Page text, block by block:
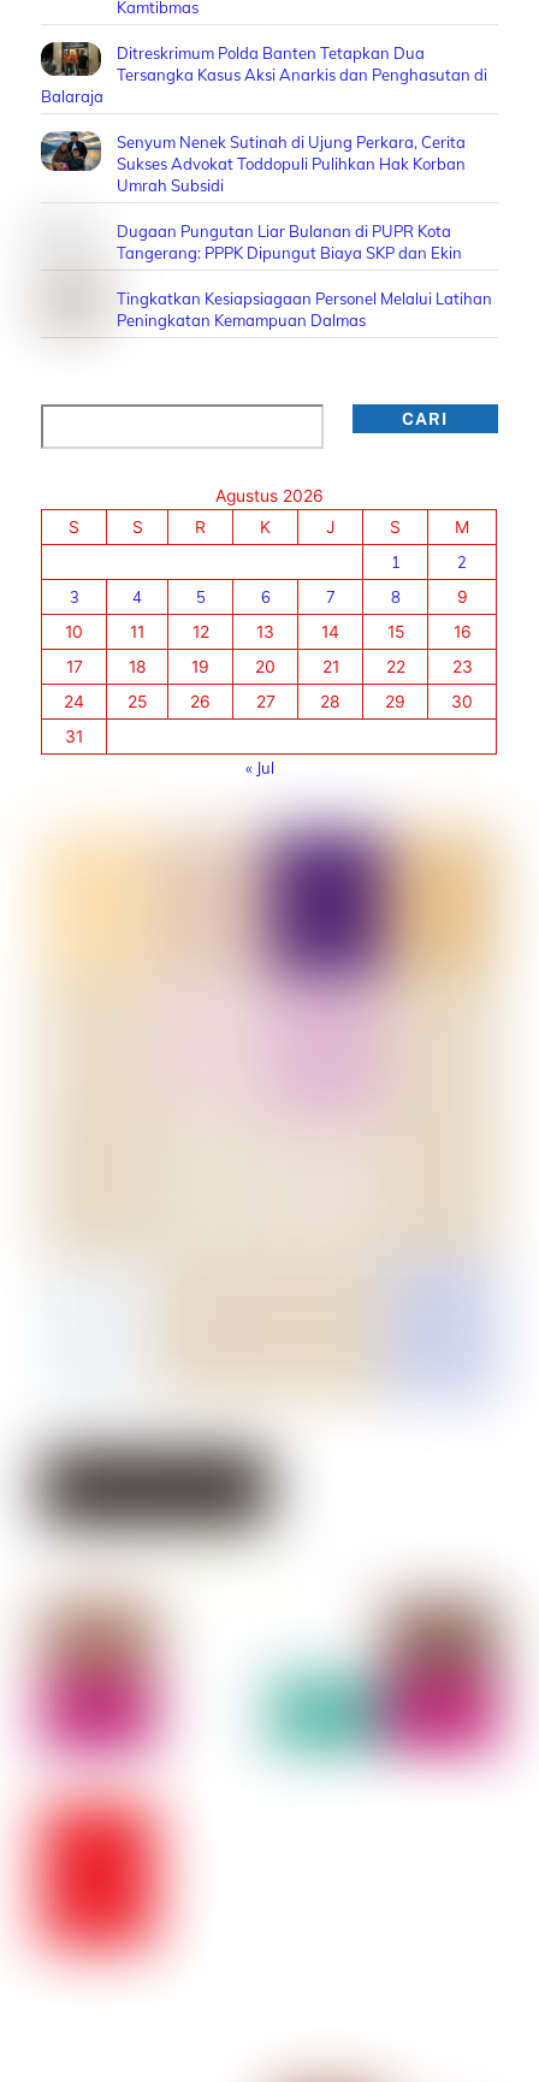
Kamtibmas
Ditreskrimum Polda Banten Tetapkan Dua
Tersangka Kasus Aksi Anarkis dan Penghasutan di
Balaraja
Senyum Nenek Sutinah di Ujung Perkara, Cerita
Sukses Advokat Toddopuli Pulihkan Hak Korban
Umrah Subsidi
Dugaan Pungutan Liar Bulanan di PUPR Kota
Tangerang: PPPK Dipungut Biaya SKP dan Ekin
Tingkatkan Kesiapsiagaan Personel Melalui Latihan
Peningkatan Kemampuan Dalmas
CARI
Agustus 2026
S
S R K J S
M
1
2
3
4 5 6 7 8
9
10
11 12 13 14 15
16
17
18 19 20 21 22
23
24
25 26 27 28 29
30
31
« Jul